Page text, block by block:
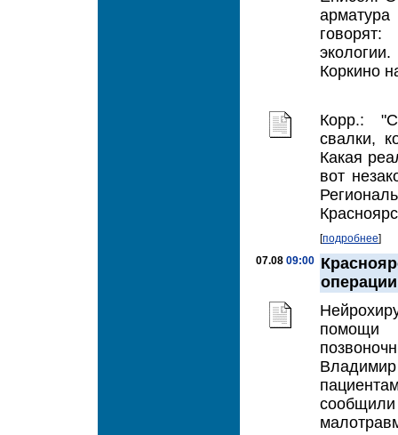
Коркино
Корр.:
свалки,
Какая
вот
[подробнее]
07.08 09:00
помощи